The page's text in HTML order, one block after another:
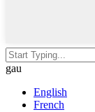
gau
English
French